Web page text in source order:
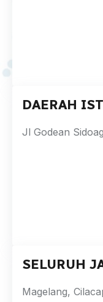
DAERAH
Jl Godean
SELURUH
Magelang,